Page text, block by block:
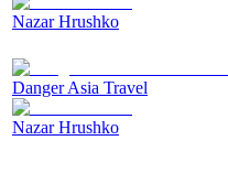
Nazar Hrushko
Danger Asia Travel
Nazar Hrushko